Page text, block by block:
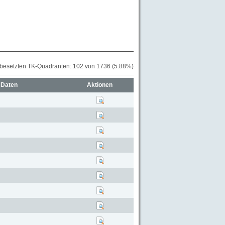
TK-Quadranten: 102 von 1736 (5.88%)
Aktionen